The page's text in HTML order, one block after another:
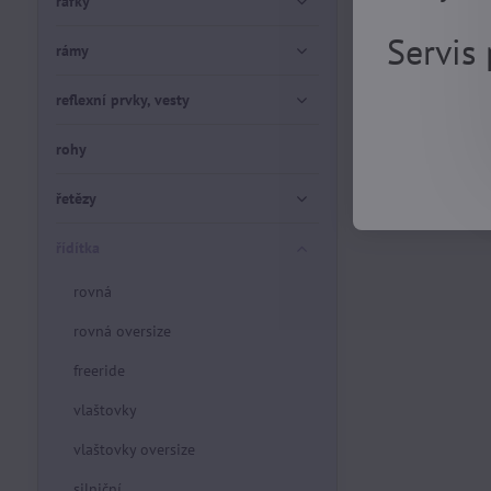
rámy
reflexní prvky, vesty
rohy
řetězy
rovná
rovná oversize
freeride
vlaštovky
vlaštovky oversize
Servis